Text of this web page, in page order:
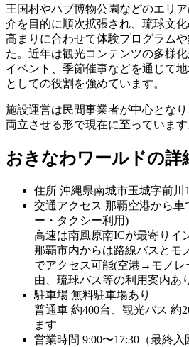
王国村やハブ博物公園などのエリ
介を目的に順次拡張され、琉球文
高まりに合わせて体験プログラム
た。近年は観光コンテンツの多様
イベント、季節催事などを通じて
としての役割を強めています。
施設運営は民間事業者が中心とな
両立させる形で現在に至っています
おきなわワールドの詳
住所 沖縄県南城市玉城字前川
交通アクセス 那覇空港から車
ー・タクシー利用)
高速は南風原南ICが最寄りイ
那覇市内からは路線バスとモ
でアクセス可能(空港→モノ
由、琉球バス等の利用案内あ
駐車場 無料駐車場あり
普通車 約400台、観光バス 約
ます
営業時間 9:00〜17:30（最終入